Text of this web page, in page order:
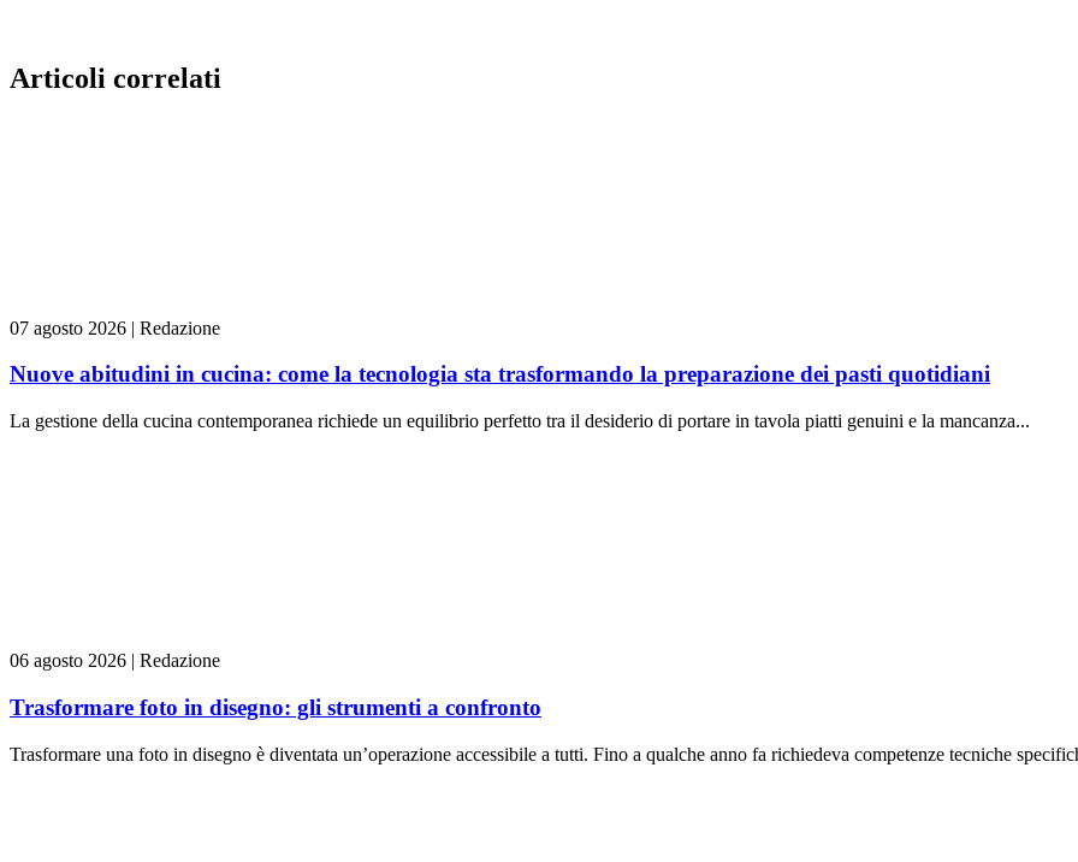
Articoli correlati
07 agosto 2026 | Redazione
Nuove abitudini in cucina: come la tecnologia sta trasformando la preparazione dei pasti quotidiani
La gestione della cucina contemporanea richiede un equilibrio perfetto tra il desiderio di portare in tavola piatti genuini e la mancanza...
06 agosto 2026 | Redazione
Trasformare foto in disegno: gli strumenti a confronto
Trasformare una foto in disegno è diventata un’operazione accessibile a tutti. Fino a qualche anno fa richiedeva competenze tecniche